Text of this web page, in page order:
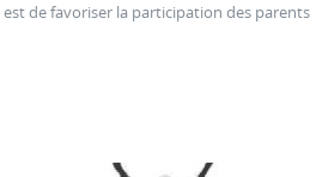
est de favoriser la participation des parents